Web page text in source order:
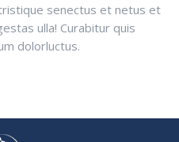
senectus et netus et
ulla! Curabitur quis
dolorluctus.